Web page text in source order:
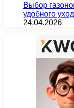
Выбор
удобного
24.04.2026